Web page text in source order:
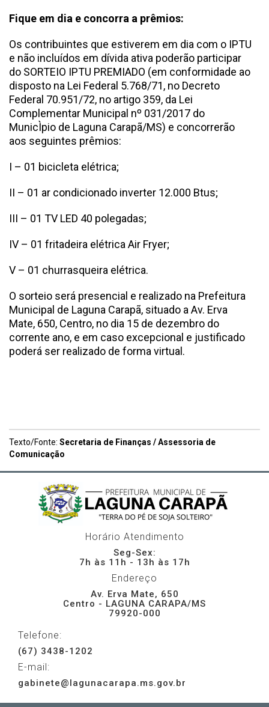
Fique em dia e concorra a prêmios:
Os contribuintes que estiverem em dia com o IPTU
e não incluídos em dívida ativa poderão participar
do SORTEIO IPTU PREMIADO (em conformidade ao
disposto na Lei Federal 5.768/71, no Decreto
Federal 70.951/72, no artigo 359, da Lei
Complementar Municipal nº 031/2017 do
MunicÌpio de Laguna Carapã/MS) e concorrerão
aos seguintes prêmios:
I – 01 bicicleta elétrica;
II – 01 ar condicionado inverter 12.000 Btus;
III – 01 TV LED 40 polegadas;
IV – 01 fritadeira elétrica Air Fryer;
V – 01 churrasqueira elétrica.
O sorteio será presencial e realizado na Prefeitura
Municipal de Laguna Carapã, situado a Av. Erva
Mate, 650, Centro, no dia 15 de dezembro do
corrente ano, e em caso excepcional e justificado
poderá ser realizado de forma virtual.
Texto/Fonte: Secretaria de Finanças / Assessoria de
Comunicação
Horário Atendimento
Seg-Sex:
7h às 11h - 13h às 17h
Endereço
Av. Erva Mate, 650
Centro - LAGUNA CARAPA/MS
79920-000
Telefone:
(67) 3438-1202
E-mail:
gabinete@lagunacarapa.ms.gov.br